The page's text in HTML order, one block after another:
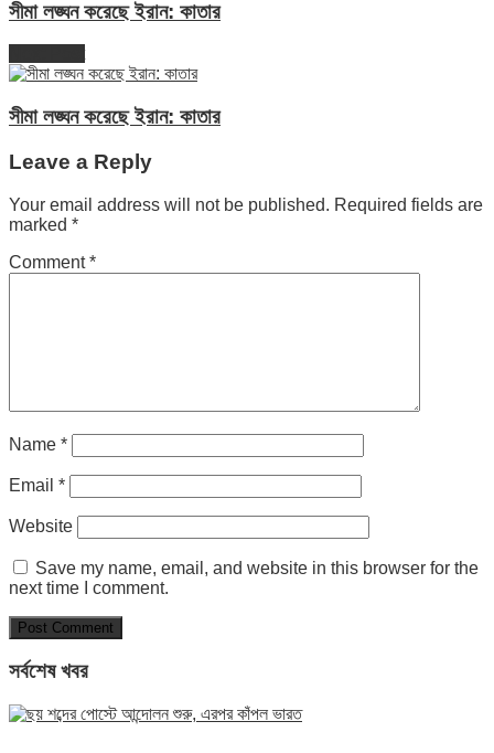
সীমা লঙ্ঘন করেছে ইরান: কাতার
সীমা লঙ্ঘন করেছে ইরান: কাতার
Leave a Reply
Your email address will not be published. Required fields are
marked *
Comment*
Name *
Email *
Website
Save my name, email, and website in this browser for the
next time I comment.
সর্বশেষ খবর